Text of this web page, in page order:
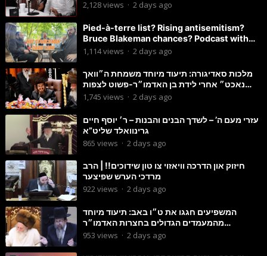
#11
2,128views · 2 days ago
Pied-à-terre list? Rising antisemitism?
Bruce Blakeman chances? Podcast with
Councilman David Carr!
1,114views · 2 days ago
מלכות סאדיגורה: תיעוד מיוחד משמחת ה״וואך
נאכט״ אחרי לידת בן האדמו״ר-פשוט לצפות
ולהנות
1,745 views · 2 days ago
עזרי מעם ה’ – לשדך הבנים והבנות – ר׳ יוסף חיים
גרינוואלד שליט”א
865 views · 2 days ago
חיזוק און הדרכה וויאזוי צו טון שידוכים!! | הרב
מרדכי הערש שפיצער
922views · 2 days ago
המשפיעים חגגו את ט״ו באב: תיעוד מיוחד
מהמעמדים הגדולים בחצרות האדמו״ר
מסטוטשין והגרי״מ מורגשטרן
953 views · 2 days ago